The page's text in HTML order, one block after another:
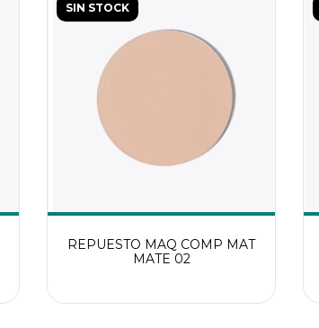
SIN STOCK
REPUESTO MAQ COMP MAT
MATE 02